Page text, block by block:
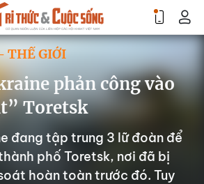
THẾ GIỚI
phản công vào
Toretsk
đang tập trung 3 lữ đoàn để
phố Toretsk, nơi đã bị
hoàn toàn trước đó. Tuy